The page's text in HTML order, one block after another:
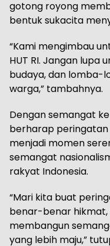
gotong royong
bentuk sukacita
“Kami mengimbau
HUT RI. Jangan lupa
budaya, dan lomba-
warga,” tambahnya.
Dengan semangat
berharap peringatan
menjadi momen
semangat
rakyat Indonesia.
“Mari kita buat
benar-benar hikmat,
membangun
yang lebih maju,”